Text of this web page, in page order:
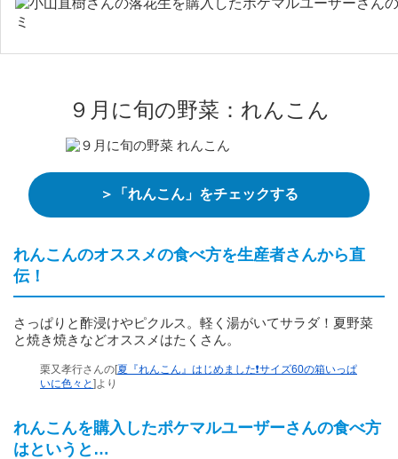
９月に旬の野菜：れんこん
＞「れんこん」をチェックする
れんこんのオススメの食べ方を生産者さんから直
伝！
さっぱりと酢浸けやピクルス。軽く湯がいてサラダ！夏野菜
と焼き焼きなどオススメはたくさん。
栗又孝行さんの[夏『れんこん』はじめました❗サイズ60の箱いっぱ
いに色々と]より
れんこんを購入したポケマルユーザーさんの食べ方
はというと…